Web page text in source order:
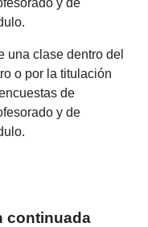
y de
una clase dentro del
o por la titulación
de
y de
continuada